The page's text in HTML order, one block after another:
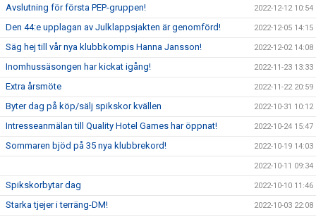
Avslutning för första PEP-gruppen! 2022-12-12 10:54
Den 44:e upplagan av Julklappsjakten är genomförd! 2022-12-05 14:15
Säg hej till vår nya klubbkompis Hanna Jansson! 2022-12-02 14:08
Inomhussäsongen har kickat igång! 2022-11-23 13:33
Extra årsmöte 2022-11-22 20:59
Byter dag på köp/sälj spikskor kvällen 2022-10-31 10:12
Intresseanmälan till Quality Hotel Games har öppnat! 2022-10-24 15:47
Sommaren bjöd på 35 nya klubbrekord! 2022-10-19 14:03
2022-10-11 09:34
Spikskorbytar dag 2022-10-10 11:46
Starka tjejer i terräng-DM! 2022-10-03 22:08